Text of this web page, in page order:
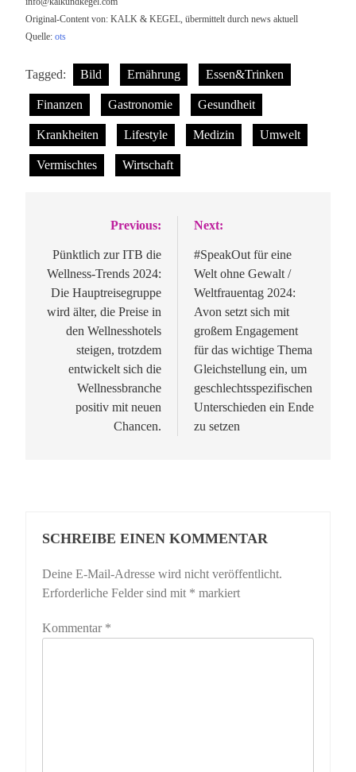
Original-Content von: KALK & KEGEL, übermittelt durch news aktuell
Quelle: ots
Tagged: Bild Ernährung Essen&Trinken
Finanzen Gastronomie Gesundheit
Krankheiten Lifestyle Medizin Umwelt
Vermischtes Wirtschaft
Beitragsnavigation
Previous:
Pünktlich zur ITB die
Wellness-Trends 2024:
Die Hauptreisegruppe
wird älter, die Preise in
den Wellnesshotels
steigen, trotzdem
entwickelt sich die
Wellnessbranche
positiv mit neuen
Chancen.
Next:
#SpeakOut für eine
Welt ohne Gewalt /
Weltfrauentag 2024:
Avon setzt sich mit
großem Engagement
für das wichtige Thema
Gleichstellung ein, um
geschlechtsspezifischen
Unterschieden ein Ende
zu setzen
SCHREIBE EINEN KOMMENTAR
Deine E-Mail-Adresse wird nicht veröffentlicht.
Erforderliche Felder sind mit * markiert
Kommentar *